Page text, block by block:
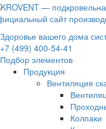
сайт
Здоровье вашего дома
+7 (499) 400-54-41
Подбор элементов
Продукция
Вентиляция
Колпаки